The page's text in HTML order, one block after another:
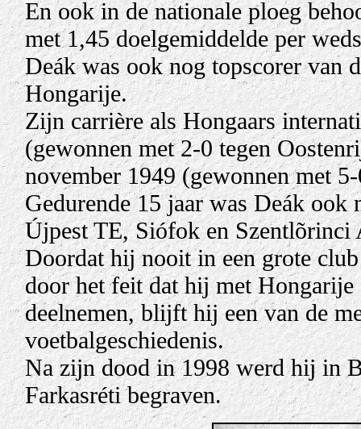
En ook in de nationale ploeg
met 1,45 doelgemiddelde per
Deák was ook nog topscorer van
Hongarije.
Zijn carrière als Hongaars
(gewonnen met 2-0 tegen
november 1949 (gewonnen met
Gedurende 15 jaar was Deák
Újpest TE, Siófok en Szentlõrinci
Doordat hij nooit in een grote
door het feit dat hij met
deelnemen, blijft hij een van de
voetbalgeschiedenis.
Na zijn dood in 1998 werd hij in
Farkasréti begraven.